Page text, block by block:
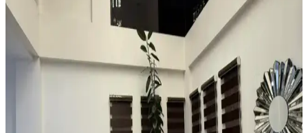
Küçük ve garip şekilli girişlerde suya dayanıklı, özel kesim veya
modüler halılarla estetik ve işlevsel çözümler sunulur. Ayakkabı
düzenleyicilerle alan düzeni sağlanır.
Boho Maksimalist Oturma Odası Tasarımında
Bitkiler ve Renklerin Rolü
Boho maksimalist oturma odasında turuncu duvarlar, kültürel
maskeler, canlı bitkiler ve doğru halı seçimiyle sıcak, dengeli ve
estetik bir yaşam alanı oluşturuluyor.